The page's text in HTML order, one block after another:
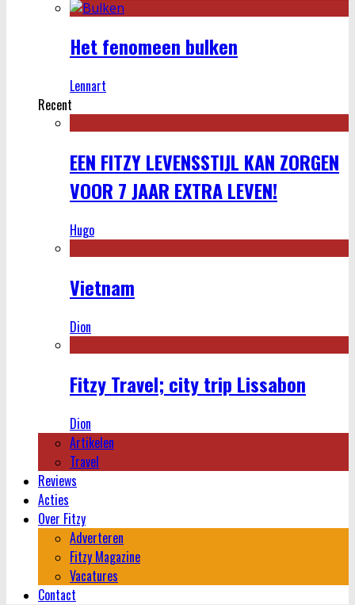
Het fenomeen bulken
Lennart
Recent
EEN FITZY LEVENSSTIJL KAN ZORGEN
VOOR 7 JAAR EXTRA LEVEN!
Hugo
Vietnam
Dion
Fitzy Travel; city trip Lissabon
Dion
Artikelen
Travel
Reviews
Acties
Over Fitzy
Adverteren
Fitzy Magazine
Vacatures
Contact